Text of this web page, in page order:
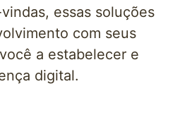
essas soluções
com seus
a estabelecer e
digital.